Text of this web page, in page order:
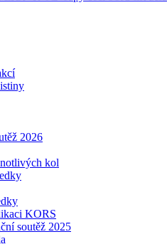
2026
kol
KORS
soutěž 2025